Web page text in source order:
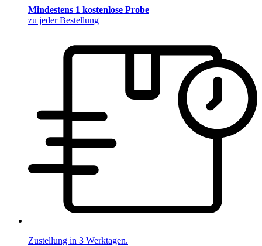
Mindestens 1 kostenlose Probe
zu jeder Bestellung
Zustellung in 3 Werktagen.